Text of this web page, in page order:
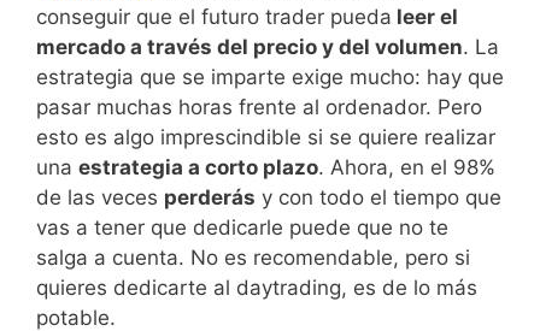
conseguir que el futuro trader pueda leer el
mercado a través del precio y del volumen. La
estrategia que se imparte exige mucho: hay que
pasar muchas horas frente al ordenador. Pero
esto es algo imprescindible si se quiere realizar
una estrategia a corto plazo. Ahora, en el 98%
de las veces perderás y con todo el tiempo que
vas a tener que dedicarle puede que no te
salga a cuenta. No es recomendable, pero si
quieres dedicarte al daytrading, es de lo más
potable.